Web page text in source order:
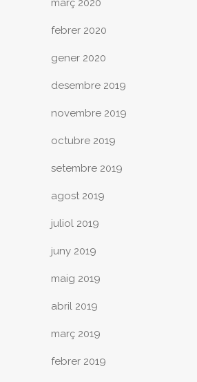
març 2020
febrer 2020
gener 2020
desembre 2019
novembre 2019
octubre 2019
setembre 2019
agost 2019
juliol 2019
juny 2019
maig 2019
abril 2019
març 2019
febrer 2019